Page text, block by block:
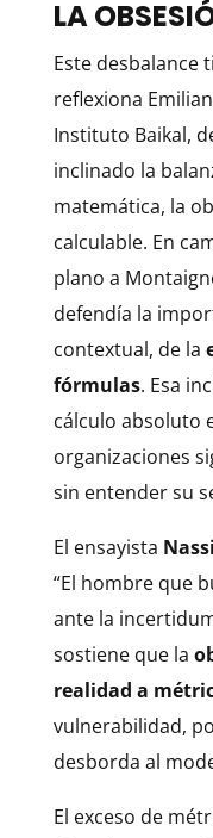
LA
Este desbalance
reflexiona
Instituto Baikal,
inclinado la
matemática, la
calculable. En
plano a
defendía la
contextual, de la
fórmulas. Esa
cálculo absoluto
organizaciones
sin entender su
El ensayista
“El hombre que
ante la
sostiene que la
realidad a
vulnerabilidad,
desborda al
El exceso de